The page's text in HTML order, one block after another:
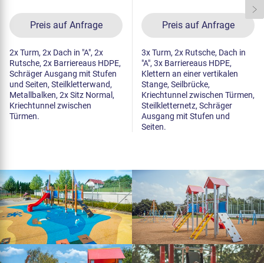
Preis auf Anfrage
2x Turm, 2x Dach in "A", 2x
Rutsche, 2x Barriereaus HDPE,
Schräger Ausgang mit Stufen
und Seiten, Steilkletterwand,
Metallbalken, 2x Sitz Normal,
Kriechtunnel zwischen
Türmen.
Preis auf Anfrage
3x Turm, 2x Rutsche, Dach in
"A", 3x Barriereaus HDPE,
Klettern an einer vertikalen
Stange, Seilbrücke,
Kriechtunnel zwischen Türmen,
Steilkletternetz, Schräger
Ausgang mit Stufen und
Seiten.